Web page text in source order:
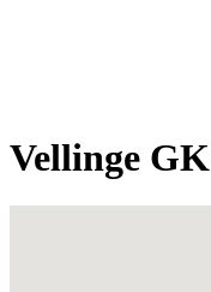
Vellinge GK